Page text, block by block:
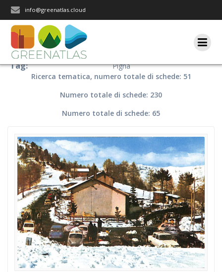
info@greenatlas.cloud
Tag:
Pigna
Ricerca tematica, numero totale di schede: 51
Numero totale di schede: 230
Numero totale di schede: 65